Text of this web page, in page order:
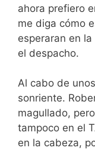
ahora prefiero
me diga cómo
esperaran en
el despacho.
Al cabo de
sonriente.
magullado,
tampoco en el
en la cabeza,